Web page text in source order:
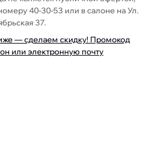
40-30-53 или в салоне на Ул.
37.
— сделаем скидку! Промокод
или электронную почту